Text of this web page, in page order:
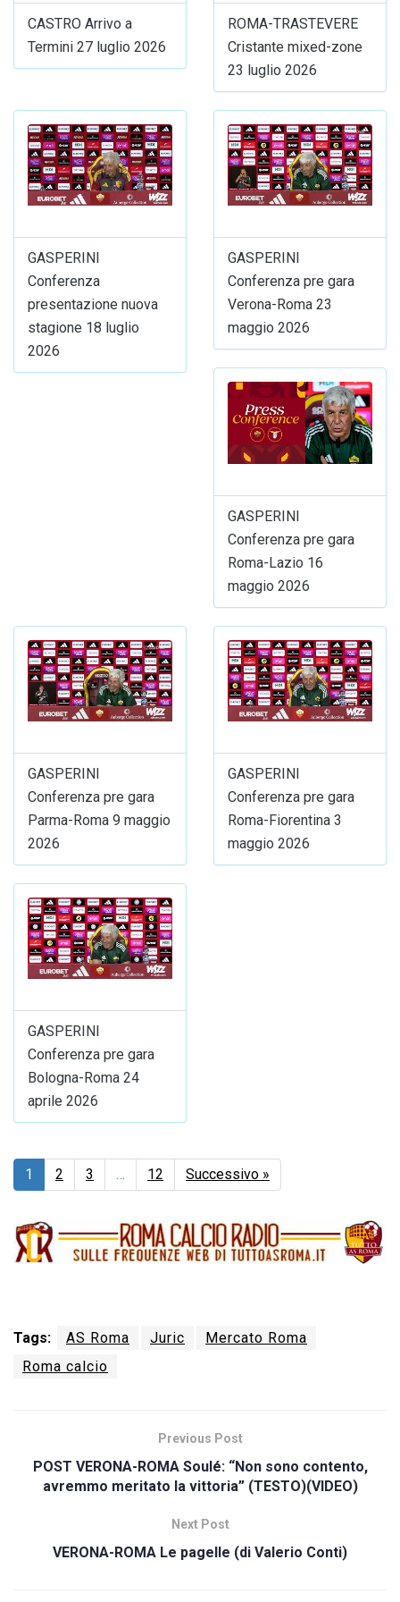
CASTRO Arrivo a
Termini 27 luglio 2026
ROMA-TRASTEVERE
Cristante mixed-zone
23 luglio 2026
GASPERINI
Conferenza
presentazione nuova
stagione 18 luglio
2026
GASPERINI
Conferenza pre gara
Verona-Roma 23
maggio 2026
GASPERINI
Conferenza pre gara
Roma-Lazio 16
maggio 2026
GASPERINI
Conferenza pre gara
Parma-Roma 9 maggio
2026
GASPERINI
Conferenza pre gara
Roma-Fiorentina 3
maggio 2026
GASPERINI
Conferenza pre gara
Bologna-Roma 24
aprile 2026
1 2 3 … 12 Successivo »
Tags: AS Roma Juric
Mercato Roma
Roma calcio
Previous Post
POST VERONA-ROMA Soulé: “Non sono contento,
avremmo meritato la vittoria” (TESTO)(VIDEO)
Next Post
VERONA-ROMA Le pagelle (di Valerio Conti)